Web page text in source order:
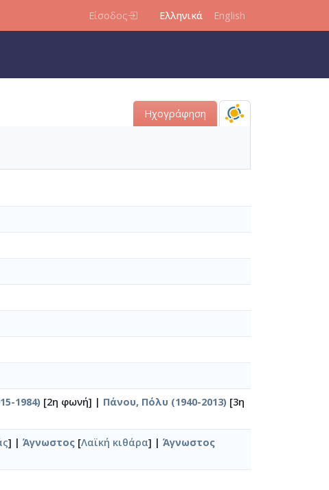
Είσοδος Ελληνικά English
Ηχογράφηση
1984) [2η φωνή] | Πάνου, Πόλυ (1940-2013) [3η
] | Άγνωστος [Λαϊκή κιθάρα] | Άγνωστος